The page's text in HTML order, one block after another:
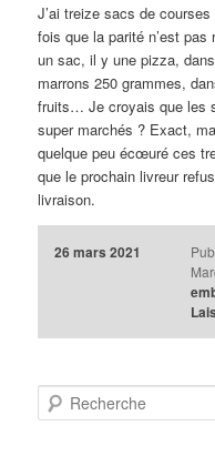
J’ai treize sacs de
fois que la parité n’est
un sac, il y une pizza,
marrons 250 grammes,
fruits… Je croyais que les
super marchés ? Exact,
quelque peu écœuré ces
que le prochain livreur
livraison.
26 mars 2021
e